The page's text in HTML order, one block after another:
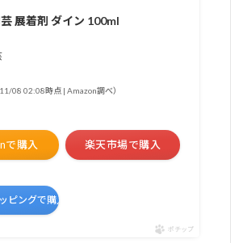
展着剤 ダイン 100ml
08 02:08時点 | Amazon調べ）
で購入 楽天市場で購入
ピングで購入
ポチップ